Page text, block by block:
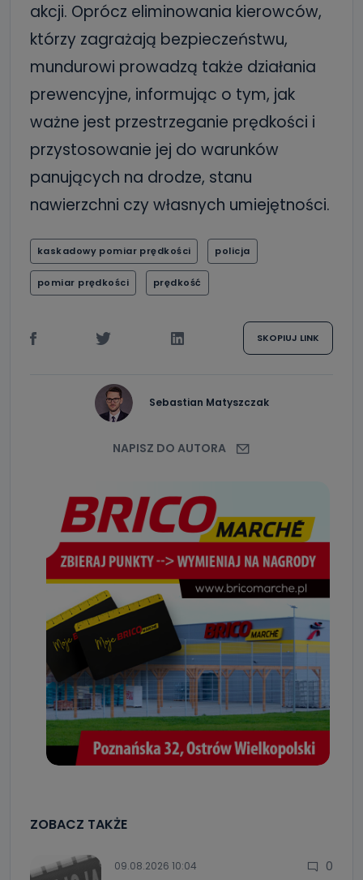
akcji. Oprócz eliminowania kierowców,
którzy zagrażają bezpieczeństwu,
mundurowi prowadzą także działania
prewencyjne, informując o tym, jak
ważne jest przestrzeganie prędkości i
przystosowanie jej do warunków
panujących na drodze, stanu
nawierzchni czy własnych umiejętności.
kaskadowy pomiar prędkości policja
pomiar prędkości prędkość
SKOPIUJ LINK
Sebastian Matyszczak
NAPISZ DO AUTORA
ZOBACZ TAKŻE
09.08.2026 10:04 0